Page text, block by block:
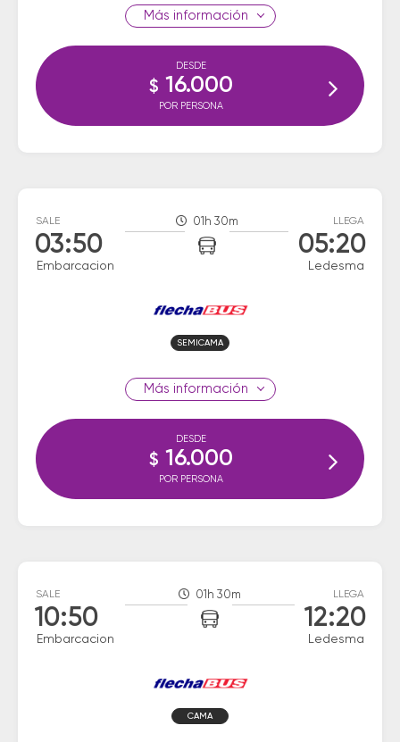
información
DESDE
$ 16.000
POR PERSONA
SALE
03:50
Embarcacion
01h 30m LLEGA
05:20
Ledesma
SEMICAMA
información
DESDE
$ 16.000
POR PERSONA
SALE
10:50
Embarcacion
01h 30m LLEGA
12:20
Ledesma
CAMA